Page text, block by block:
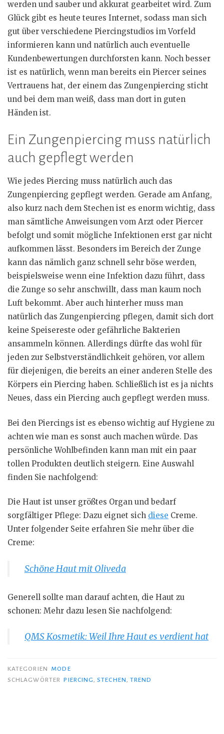
werden und sauber und akkurat gearbeitet wird. Zum
Glück gibt es heute teures Internet, sodass man sich
gut über verschiedene Piercingstudios im Vorfeld
informieren kann und natürlich auch eventuelle
Kundenbewertungen durchforsten kann. Noch besser
ist es natürlich, wenn man bereits ein Piercer seines
Vertrauens hat, der einem das Zungenpiercing sticht
und bei dem man weiß, dass man dort in guten
Händen ist.
Ein Zungenpiercing muss natürlich
auch gepflegt werden
Wie jedes Piercing muss natürlich auch das
Zungenpiercing gepflegt werden. Gerade am Anfang,
also kurz nach dem Stechen ist es enorm wichtig, dass
man sämtliche Anweisungen vom Arzt oder Piercer
befolgt und somit mögliche Infektionen erst gar nicht
aufkommen lässt. Besonders im Bereich der Zunge
kann das nämlich ganz schnell sehr böse werden,
beispielsweise wenn eine Infektion dazu führt, dass
die Zunge so sehr anschwillt, dass man kaum noch
Luft bekommt. Aber auch hinterher muss man
natürlich das Zungenpiercing pflegen, damit sich dort
keine Speisereste oder gefährliche Bakterien
ansammeln können. Allerdings dürfte das wohl für
jeden zur Selbstverständlichkeit gehören, vor allem
für diejenigen, die bereits an einer anderen Stelle des
Körpers ein Piercing haben. Schließlich ist es ja nichts
Neues, dass ein Piercing auch gepflegt werden muss.
Bei den Piercings ist es ebenso wichtig auf Hygiene zu
achten wie man es sonst auch machen würde. Das
persönliche Wohlbefinden kann man mit ein paar
tollen Produkten deutlich steigern. Eine Auswahl
finden Sie nachfolgend:
Die Haut ist unser größtes Organ und bedarf
sorgfältiger Pflege: Dazu eignet sich diese Creme.
Unter folgender Seite erfahren Sie mehr über die
Creme:
Schöne Haut mit Oliveda
Generell sollte man darauf achten, die Haut zu
schonen: Mehr dazu lesen Sie nachfolgend:
QMS Kosmetik: Weil Ihre Haut es verdient hat
KATEGORIEN
MODE
SCHLAGWÖRTER PIERCING,STECHEN, TREND